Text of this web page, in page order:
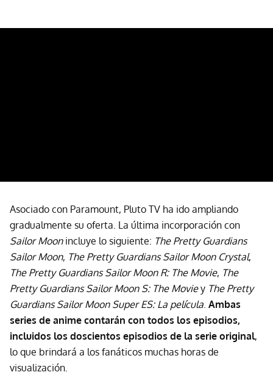
Asociado con Paramount, Pluto TV ha ido ampliando
gradualmente su oferta. La última incorporación con
Sailor Moonincluye lo siguiente: The Pretty Guardians
Sailor Moon, The Pretty Guardians Sailor Moon Crystal,
The Pretty Guardians Sailor Moon R: The Movie, The
Pretty Guardians Sailor Moon S: The Moviey The Pretty
Guardians Sailor Moon Super ES: La película Ambas
series de anime contarán con todos los episodios,
incluidos los doscientos episodios de la serie original,
lo que brindará a los fanáticos muchas horas de
visualización.